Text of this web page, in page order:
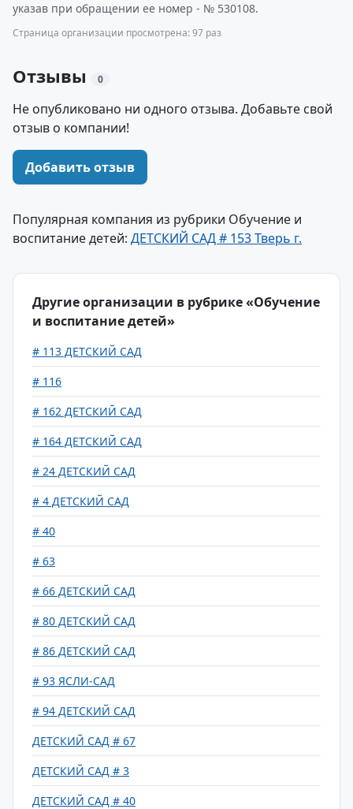
указав при обращении ее номер - № 530108.
Страница организации просмотрена: 97 раз
Отзывы 0
Не опубликовано ни одного отзыва. Добавьте свой
отзыв о компании!
Добавить отзыв
Популярная компания из рубрики Обучение и
воспитание детей: ДЕТСКИЙ САД # 153 Тверь г.
Другие организации в рубрике «Обучение
и воспитание детей»
# 113 ДЕТСКИЙ САД
# 116
# 162 ДЕТСКИЙ САД
# 164 ДЕТСКИЙ САД
# 24 ДЕТСКИЙ САД
# 4 ДЕТСКИЙ САД
# 40
# 63
# 66 ДЕТСКИЙ САД
# 80 ДЕТСКИЙ САД
# 86 ДЕТСКИЙ САД
# 93 ЯСЛИ-САД
# 94 ДЕТСКИЙ САД
ДЕТСКИЙ САД # 67
ДЕТСКИЙ САД # 3
ДЕТСКИЙ САД # 40